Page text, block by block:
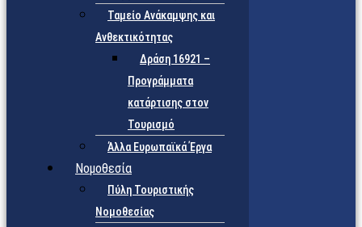
Ταμείο Ανάκαμψης και
Ανθεκτικότητας
Δράση 16921 –
Προγράμματα
κατάρτισης στον
Τουρισμό
Άλλα Ευρωπαϊκά Έργα
Νομοθεσία
Πύλη Τουριστικής
Νομοθεσίας